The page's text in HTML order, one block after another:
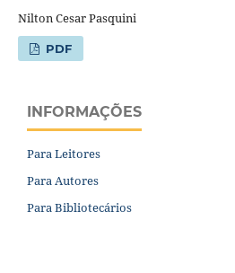
Nilton Cesar Pasquini
PDF
INFORMAÇÕES
Para Leitores
Para Autores
Para Bibliotecários